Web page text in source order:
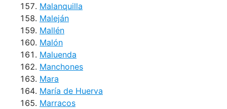
Malanquilla
Maleján
Mallén
Malón
Maluenda
Manchones
Mara
María de Huerva
Marracos